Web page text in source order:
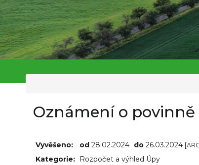
Oznámení o povinně
Vyvěšeno: od 28.02.2024 do 26.03.2024
Kategorie: Rozpočet a výhled Úpy